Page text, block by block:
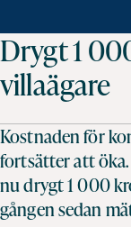
Drygt 1
villaägare
Kostnaden för
fortsätter att
nu drygt 1 000
gången sedan